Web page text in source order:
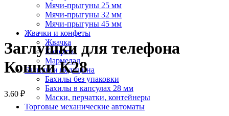
Мячи-прыгуны 25 мм
Мячи-прыгуны 32 мм
Мячи-прыгуны 45 мм
Жвачки и конфеты
Жвачка
Конфеты
Мармелад
Бахилы и медицина
Бахилы без упаковки
Бахилы в капсулах 28 мм
Маски, перчатки, контейнеры
Торговые механические автоматы
Увеличить
Заглушки для телефона
Кошки К28
3.60 ₽